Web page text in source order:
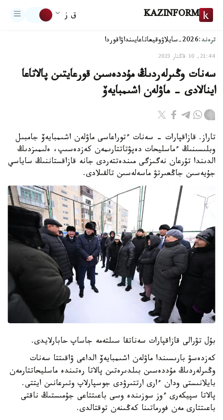
KAZINFORM ق ز
ترەند:2026-سايلاۋ وقيعاتاعايىنداۋاقوردا
21:44, 10 قاڭتار 2023
سەنات وڭىرلەردىڭ مۇددەسىن قورعايتىن پالاتاعا
اينالادى - ماۋلەن اشىمبايەۆ
تاراز. قازاقپارات - سەنات ءتوراعاسى ماۋلەن اشىمبايەۆ جامبىل
وبلىسىنىڭ ءماسليحات دەپۋتاتتارىمەن كەزدەسىپ، ەلىمىزدىڭ
الدىندا تۇرعان نەگىزگى مىندەتتەردى جانە قازاقستاننىڭ ساياسي
جۇيەسىن جاڭعىرتۋ ماسەلەسىن تالقىلادى.
بۇل تۋرالى قازاقپارات سەناتقا سىلتەمە جاساپ حابارلايدى.
كەزدەسۋ بارىسىندا ماۋلەن اشىمبايەۆ الداعى ۋاقىتتا سەنات
وڭىرلەردىڭ مۇددەسىن بىلدىرەتىن پالاتا رەتىندە ماسليحاتتارمەن
بايلانىستى ودان ءارى ارتتىرۋدى جوسپارلاپ وتىرعانىن ايتتى.
پالاتا سپيكەرى ءوز سوزىندە وسى باعىتتاعى جۇمىستىڭ ناقتى
باعىتتارى مەن فورماتىنا كەڭىنەن توقتالدى.